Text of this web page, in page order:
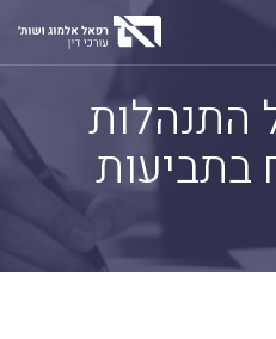
התנהלות
בתביעות